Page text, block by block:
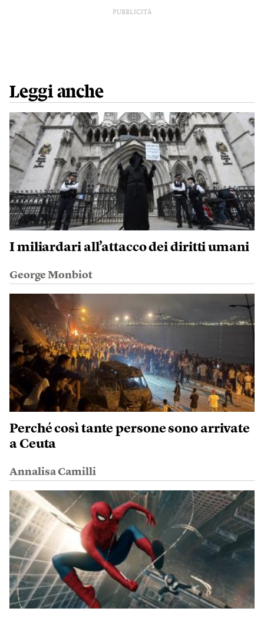
PUBBLICITÀ
Leggi anche
I miliardari all’attacco dei diritti umani
George Monbiot
Perché così tante persone sono arrivate
a Ceuta
Annalisa Camilli